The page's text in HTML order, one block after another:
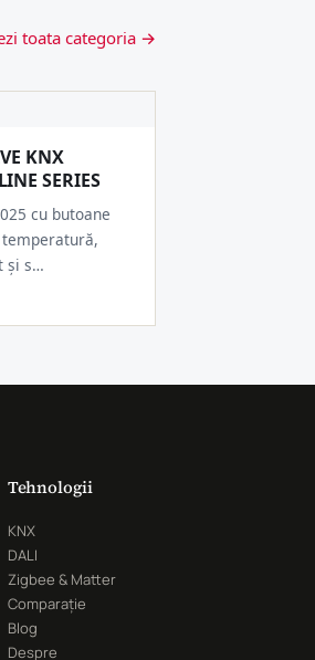
toata categoria →
KNX
SERIES
cu butoane
și s…
Tehnologii
KNX
DALI
Zigbee & Matter
Comparație
Blog
Despre